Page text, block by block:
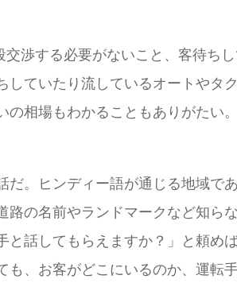
渉する必要がないこと、客待ち
ていたり流しているオートやタ
相場もわかることもありがたい
。ヒンディー語が通じる地域で
の名前やランドマークなど知ら
話してもらえますか？」と頼め
、お客がどこにいるのか、運転